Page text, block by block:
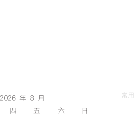
2026 年 8 月
四 五 六 日
常